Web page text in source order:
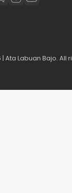
Ata Labuan Bajo. All